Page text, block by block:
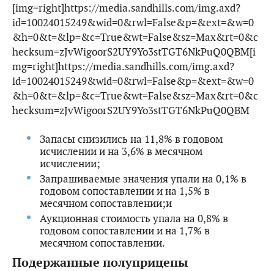
[img=right]https://media.sandhills.com/img.axd?
id=10024015249&wid=0&rwl=False&p=&ext=&w=0
&h=0&t=&lp=&c=True&wt=False&sz=Max&rt=0&c
hecksum=zJvWigoorS2UY9Yo3stTGT6NkPuQ0QBM[i
mg=right]https://media.sandhills.com/img.axd?
id=10024015249&wid=0&rwl=False&p=&ext=&w=0
&h=0&t=&lp=&c=True&wt=False&sz=Max&rt=0&c
hecksum=zJvWigoorS2UY9Yo3stTGT6NkPuQ0QBM
Запасы снизились на 11,8% в годовом
исчислении и на 3,6% в месячном
исчислении;
Запрашиваемые значения упали на 0,1% в
годовом сопоставлении и на 1,5% в
месячном сопоставлении;и
Аукционная стоимость упала на 0,8% в
годовом сопоставлении и на 1,7% в
месячном сопоставлении.
Подержанные полуприцепы